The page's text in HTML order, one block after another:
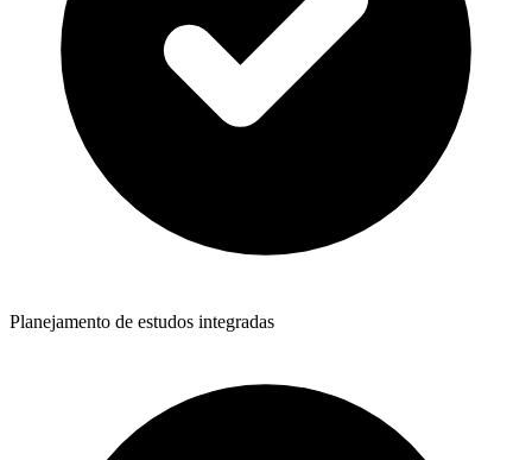
Planejamento de estudos integradas